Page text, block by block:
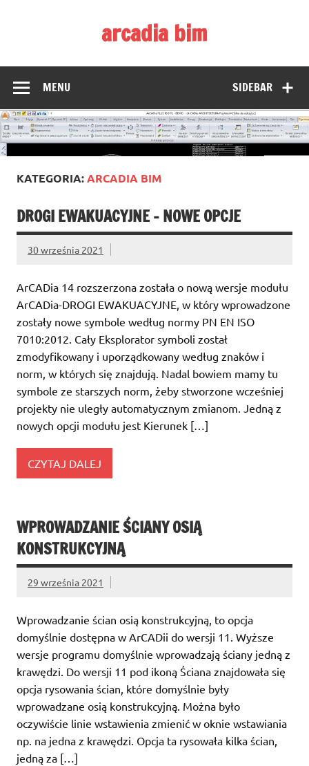
arcadia bim
SIDEBAR
MENU
KATEGORIA:ARCADIA BIM
DROGI EWAKUACYJNE – NOWE OPCJE
30 września 2021
ArCADia 14 rozszerzona została o nową wersje modułu
ArCADia-DROGI EWAKUACYJNE, w który wprowadzone
zostały nowe symbole według normy PN EN ISO
7010:2012. Cały Eksplorator symboli został
zmodyfikowany i uporządkowany według znaków i
norm, w których się znajdują. Nadal bowiem mamy tu
symbole ze starszych norm, żeby stworzone wcześniej
projekty nie uległy automatycznym zmianom. Jedną z
nowych opcji modułu jest Kierunek […]
CZYTAJ DALEJ
WPROWADZANIE ŚCIANY OSIĄ
KONSTRUKCYJNĄ
29 września 2021
Wprowadzanie ścian osią konstrukcyjną, to opcja
domyślnie dostępna w ArCADii do wersji 11. Wyższe
wersje programu domyślnie wprowadzają ściany jedną z
krawędzi. Do wersji 11 pod ikoną Ściana znajdowała się
opcja rysowania ścian, które domyślnie były
wprowadzane osią konstrukcyjną. Można było
oczywiście linie wstawienia zmienić w oknie wstawiania
np. na jedna z krawędzi. Opcja ta rysowała kilka ścian,
jedną za […]